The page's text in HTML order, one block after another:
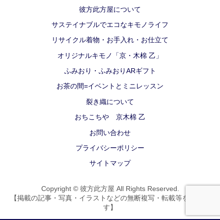
彼方此方屋について
サステイナブルでエコなキモノライフ
リサイクル着物・お手入れ・お仕立て
オリジナルキモノ「京・木棉 乙」
ふみおり・ふみおりARギフト
お茶の間=イベントとミニレッスン
裂き織について
おちこちや 京木棉 乙
お問い合わせ
プライバシーポリシー
サイトマップ
Copyright © 彼方此方屋 All Rights Reserved.
【掲載の記事・写真・イラストなどの無断複写・転載等を禁じま
す】